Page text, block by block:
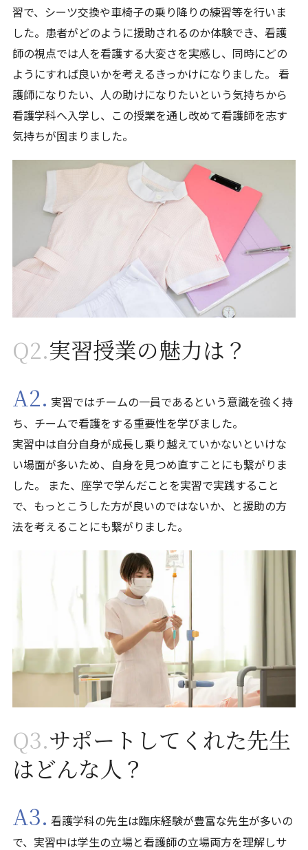
習で、シーツ交換や車椅子の乗り降りの練習等を行いま
した。患者がどのように援助されるのか体験でき、看護
師の視点では人を看護する大変さを実感し、同時にどの
ようにすれば良いかを考えるきっかけになりました。 看
護師になりたい、人の助けになりたいという気持ちから
看護学科へ入学し、この授業を通し改めて看護師を志す
気持ちが固まりました。
Q2.実習授業の魅力は？
A2. 実習ではチームの一員であるという意識を強く持
ち、チームで看護をする重要性を学びました。
実習中は自分自身が成長し乗り越えていかないといけな
い場面が多いため、自身を見つめ直すことにも繋がりま
した。 また、座学で学んだことを実習で実践すること
で、もっとこうした方が良いのではないか、と援助の方
法を考えることにも繋がりました。
Q3.サポートしてくれた先生
はどんな人？
A3. 看護学科の先生は臨床経験が豊富な先生が多いの
で、実習中は学生の立場と看護師の立場両方を理解しサ